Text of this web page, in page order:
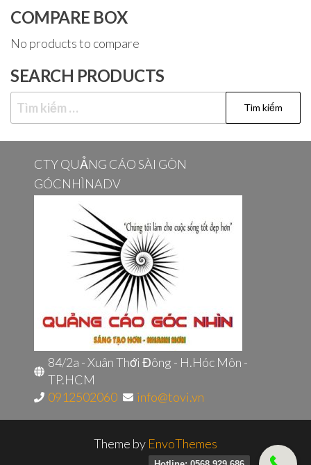
COMPARE BOX
No products to compare
SEARCH PRODUCTS
Tìm
kiếm
cho:
CTY QUẢNG CÁO SÀI GÒN
GÓCNHÌNADV
84/2a - Xuân Thới Đông - H.Hóc Môn -
TP.HCM
0912502060
info@tovi.vn
Theme by EnvoThemes